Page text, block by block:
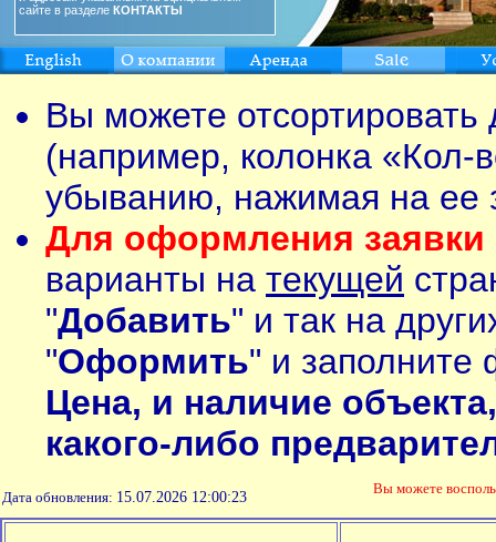
сайте в разделе КОНТАКТЫ
Вы можете
(например, колонка «Кол-
убыванию, нажимая на ее
Для оформления заявки
варианты на текущей
"Добавить" и так на
"Оформить" и заполните
Цена, и наличие
какого-либо
Дата обновления: 15.07.2026 12:00:23
Вы можете